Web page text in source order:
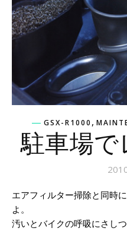
GSX-R1000 ,
駐車場
エアフィルター掃除と同時
よ。
汚いとバイクの呼吸にさし